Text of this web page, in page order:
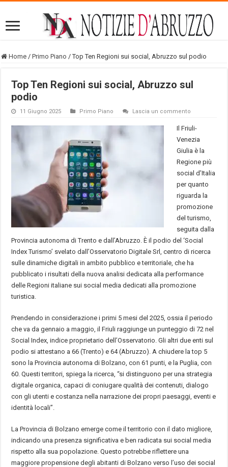
Home / Primo Piano / Top Ten Regioni sui social, Abruzzo sul podio
Top Ten Regioni sui social, Abruzzo sul
podio
11 Giugno 2025 Primo Piano Lascia un commento
Il Friuli-
Venezia
Giulia è la
Regione più
social d’Italia
per quanto
riguarda la
promozione
del turismo,
seguita dalla
Provincia autonoma di Trento e dall’Abruzzo. È il podio del ‘Social
Index Turismo’ svelato dall’Osservatorio Digitale Srl, centro di ricerca
sulle dinamiche digitali in ambito pubblico e territoriale, che ha
pubblicato i risultati della nuova analisi dedicata alla performance
delle Regioni italiane sui social media dedicati alla promozione
turistica.
Prendendo in considerazione i primi 5 mesi del 2025, ossia il periodo
che va da gennaio a maggio, il Friuli raggiunge un punteggio di 72 nel
Social Index, indice proprietario dell’Osservatorio. Gli altri due enti sul
podio si attestano a 66 (Trento) e 64 (Abruzzo). A chiudere la top 5
sono la Provincia autonoma di Bolzano, con 61 punti, e la Puglia, con
60. Questi territori, spiega la ricerca, “si distinguono per una strategia
digitale organica, capaci di coniugare qualità dei contenuti, dialogo
con gli utenti e costanza nella narrazione dei propri paesaggi, eventi e
identità locali”.
La Provincia di Bolzano emerge come il territorio con il dato migliore,
indicando una presenza significativa e ben radicata sui social media
rispetto alla sua popolazione. Questo potrebbe riflettere una
maggiore propensione degli abitanti di Bolzano verso l’uso dei social